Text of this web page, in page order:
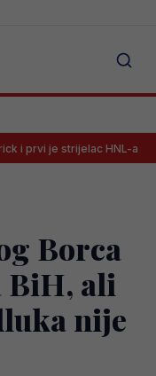
strijelac HNL-a
Borca
BiH, ali
nije